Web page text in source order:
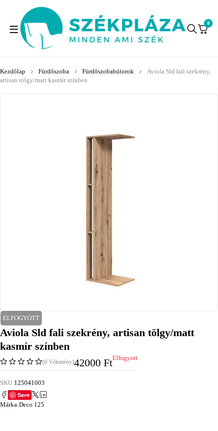
0
Kezdőlap Fürdőszoba Fürdőszobabútorok
Aviola Sld fali szekrény,
artisan tölgy/matt kasmír színben
ELFOGYOTT
Aviola Sld fali szekrény, artisan tölgy/matt
kasmír színben
(0 Vélemény)42000 FtElfogyott
SKU:125041003
Save
Márka:Deco 125